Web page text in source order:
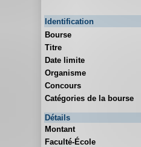
Identification
Bourse
Titre
Date limite
Organisme
Concours
Catégories de la bourse
Détails
Montant
Faculté-École